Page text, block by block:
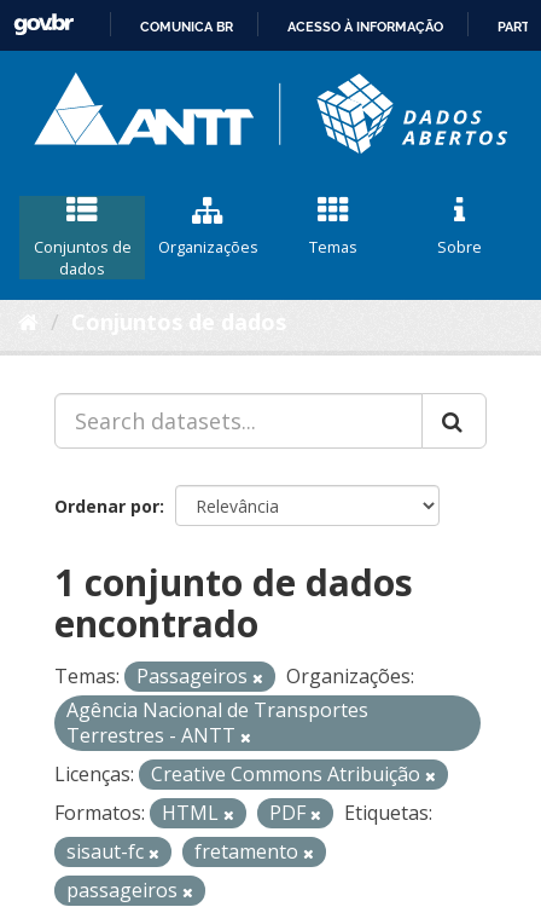
CONTEÚDO
COMUNICA BR ACESSO À INFORMAÇÃO
Conjuntos de
dados
Organizações Temas Sobre
Ordenar por
1 conjunto de dados
encontrado
Temas: Passageiros
Organizações:
Agência Nacional de Transportes
Terrestres - ANTT
Licenças:
Creative Commons Atribuição
Formatos:
HTML PDF
Etiquetas:
sisaut-fc
fretamento
passageiros